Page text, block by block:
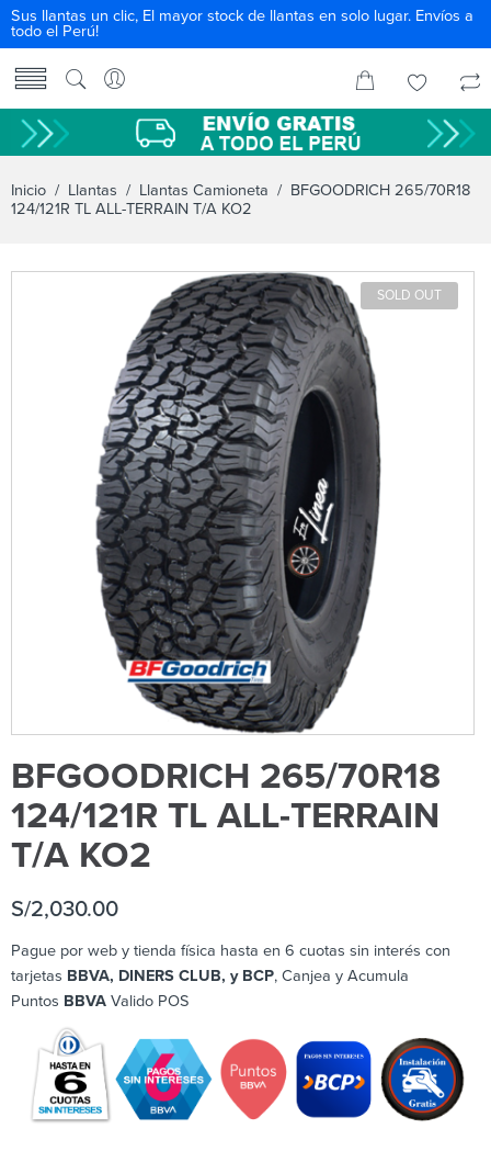
Sus llantas un clic, El mayor stock de llantas en solo lugar. Envíos a
todo el Perú!
Inicio / Llantas / Llantas Camioneta / BFGOODRICH 265/70R18
124/121R TL ALL-TERRAIN T/A KO2
SOLD OUT
BFGOODRICH 265/70R18
124/121R TL ALL-TERRAIN
T/A KO2
S/2,030.00
Pague por web y tienda física hasta en 6 cuotas sin interés con
tarjetas BBVA, DINERS CLUB, y BCP, Canjea y Acumula
Puntos BBVA Valido POS